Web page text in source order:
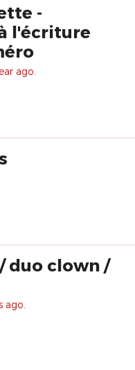
-
l'écriture
ago.
duo clown /